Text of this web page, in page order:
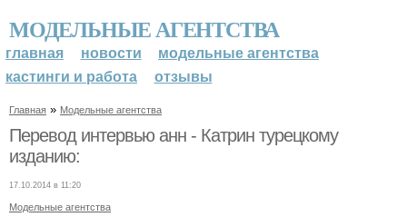
МОДЕЛЬНЫЕ АГЕНТСТВА
главная новости
модельные агентства
кастинги и работа
отзывы
Главная » Модельные агентства
Перевод интервью анн - Катрин турецкому
изданию:
17.10.2014 в 11:20
Модельные агентства